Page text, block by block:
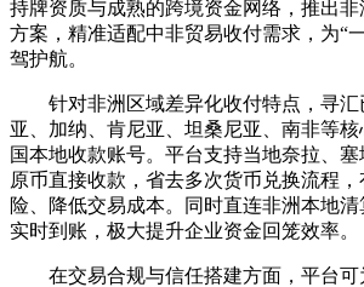
持牌资质与成熟的跨境资金网络，推出
方案，精准适配中非贸易收付需求，为“
驾护航。
针对非洲区域差异化收付特点，寻汇
亚、加纳、肯尼亚、坦桑尼亚、南非等
国本地收款账号。平台支持当地奈拉、
原币直接收款，省去多次货币兑换流程
险、降低交易成本。同时直连非洲本地
实时到账，极大提升企业资金回笼效率。
在交易合规与信任搭建方面，平台可